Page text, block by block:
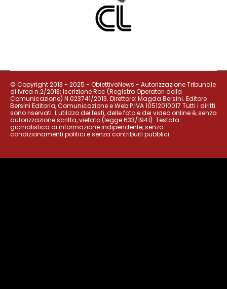
© Copyright 2013 - 2025 - ObiettivoNews - Autorizzazione Tribunale
di Ivrea n.2/2013; Iscrizione Roc (Registro Operatori della
Comunicazione) N.023741/2013. Direttore: Magda Bersini. Editore
Bersini Editoria, Comunicazione e Web P.IVA 10512010017 Tutti i diritti
sono riservati. L'utilizzo dei testi, delle foto e dei video online è, senza
autorizzazione scritta, vietato (legge 633/1941). Testata
giornalistica di informazione indipendente, senza
condizionamenti politici e senza contribuiti pubblici.